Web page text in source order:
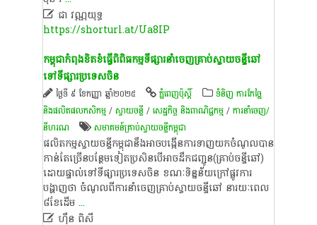
ជា វណ្ណយុទ្ធ
https://shorturl.at/Ua8IP
កម្ពុជាកំពុងខិតខំធ្វើពិពិធកម្មទីផ្សារនាំចេញគ្រាប់ស្វាយចន្ទីឆៅ
ទៅទីផ្សារប្រទេសចិន
ថ្ងៃទី ៩ ខែកញ្ញា ឆ្នាំ២០២៥ ភ្នំពេញប៉ុស្តិ៍
ទំនិញ ការកែច្នៃ
និងផលិតផលកសិកម្ម/ស្វាយចន្ទី​ /សេដ្ឋកិច្ច និងពាណិជ្ជកម្ម/ការនាំចេញ/
នីហរណ
សមាគមន៍គ្រាប់ស្វាយចន្ទីកម្ពុជា
ផលិតកម្ម​ស្វាយចន្ទីកម្ពុជានឹង​អាច​បង្កើន​ការ​ទាញ​យក​ចំណូល​បាន​​
កាន់​តែ​ច្រើន​​បន្ថែម​​ទៀត​ប្រសិន​បើ​អាច​ដឹក​ជញ្ជូន​(គ្រាប់ចន្ទីឆៅ)​
ដោយផ្ទាល់ទៅទីផ្សារប្រទេសចិន ខណៈ​ទិន្នន័យ​ក្រៅ​ផ្លូវ​ការ​​​
បង្ហាញ​ថា ចំណូល​ពី​ការ​នាំ​ចេញ​គ្រាប់ស្វាយចន្ទី​ឆៅ​ នា​​រយៈ​ពេល
៨​ខែ​​ដើម ...
ហ៊ឹន ពិសី